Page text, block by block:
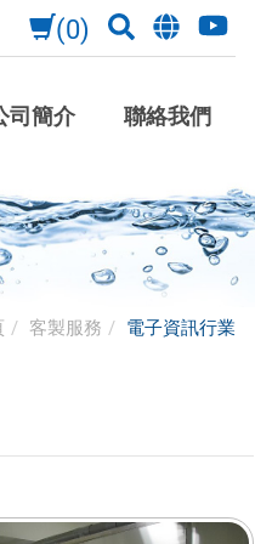
(0)
司簡介 聯絡我們
客製服務 電子資訊行業